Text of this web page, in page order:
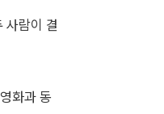
사람이 결
화과 동